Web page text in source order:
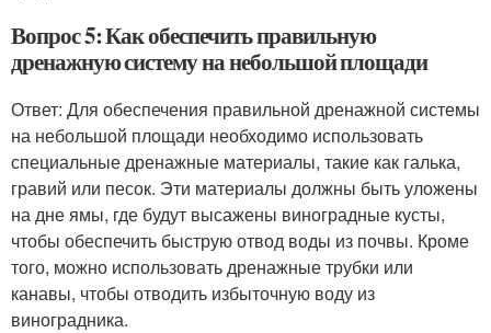
Вопрос 5: Как обеспечить правильную
дренажную систему на небольшой площади
Ответ: Для обеспечения правильной дренажной системы
на небольшой площади необходимо использовать
специальные дренажные материалы, такие как галька,
гравий или песок. Эти материалы должны быть уложены
на дне ямы, где будут высажены виноградные кусты,
чтобы обеспечить быструю отвод воды из почвы. Кроме
того, можно использовать дренажные трубки или
канавы, чтобы отводить избыточную воду из
виноградника.